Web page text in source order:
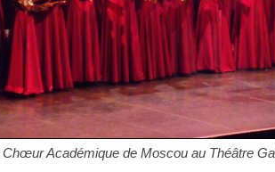
Chœur Académique de Moscou au Théâtre